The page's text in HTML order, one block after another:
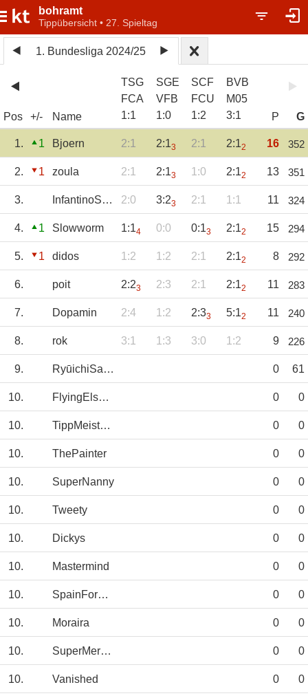
bohramt
Tippübersicht • 27. Spieltag
1. Bundesliga 2024/25
Pos +/- Name
TSG
FCA
1:1
SGE
VFB
1:0
SCF
FCU
1:2
BVB
M05
3:1 P G
1. 1 Bjoern 2:1 2:13 2:1 2:12 16 352
2. 1 zoula 2:1 2:13 1:0 2:12 13 351
3. InfantinoSUCKS 2:0 3:23 2:1 1:1 11 324
4. 1 Slowworm 1:14 0:0 0:13 2:12 15 294
5. 1 didos 1:2 1:2 2:1 2:12 8 292
6. poit 2:23 2:3 2:1 2:12 11 283
7. Dopamin 2:4 1:2 2:33 5:12 11 240
8. rok 3:1 1:3 3:0 1:2 9 226
9. RyūichiSakamoto 0 61
10. FlyingElsman 0 0
10. TippMeisterNL 0 0
10. ThePainter 0 0
10. SuperNanny 0 0
10. Tweety 0 0
10. Dickys 0 0
10. Mastermind 0 0
10. SpainForGoal 0 0
10. Moraira 0 0
10. SuperMercado 0 0
10. Vanished 0 0